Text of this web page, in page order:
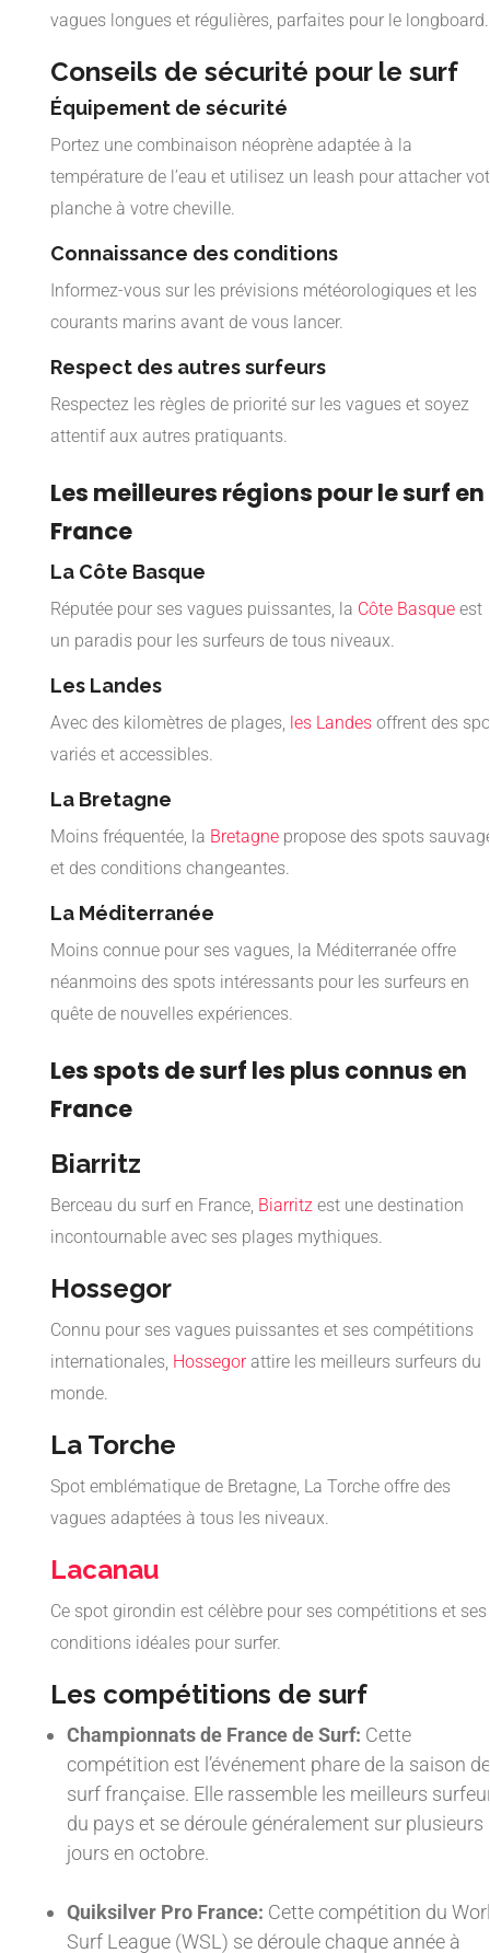
vagues longues et régulières, parfaites pour le longboard.
Conseils de sécurité pour le surf
Équipement de sécurité
Portez une combinaison néoprène adaptée à la
température de l’eau et utilisez un leash pour attacher
planche à votre cheville.
Connaissance des conditions
Informez-vous sur les prévisions météorologiques et les
courants marins avant de vous lancer.
Respect des autres surfeurs
Respectez les règles de priorité sur les vagues et soyez
attentif aux autres pratiquants.
Les meilleures régions pour le surf en
France
La Côte Basque
Réputée pour ses vagues puissantes, la Côte Basque est
un paradis pour les surfeurs de tous niveaux.
Les Landes
Avec des kilomètres de plages, les Landes offrent des
variés et accessibles.
La Bretagne
Moins fréquentée, la Bretagne propose des spots
et des conditions changeantes.
La Méditerranée
Moins connue pour ses vagues, la Méditerranée offre
néanmoins des spots intéressants pour les surfeurs en
quête de nouvelles expériences.
Les spots de surf les plus connus en
France
Biarritz
Berceau du surf en France, Biarritz est une destination
incontournable avec ses plages mythiques.
Hossegor
Connu pour ses vagues puissantes et ses compétitions
internationales, Hossegorattire les meilleurs surfeurs du
monde.
La Torche
Spot emblématique de Bretagne, La Torche offre des
vagues adaptées à tous les niveaux.
Lacanau
Ce spot girondin est célèbre pour ses compétitions et ses
conditions idéales pour surfer.
Les compétitions de surf
Championnats de France de Surf: Cette
compétition est l’événement phare de la saison de
surf française. Elle rassemble les meilleurs
du pays et se déroule généralement sur plusieurs
jours en octobre.
Quiksilver Pro France: Cette compétition du
Surf League (WSL) se déroule chaque année à